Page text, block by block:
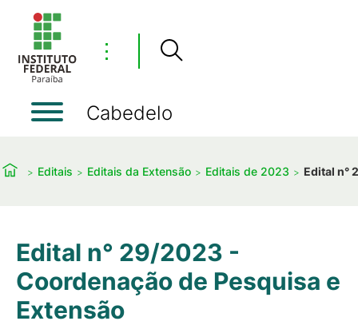
⋮
Cabedelo
Editais Editais da Extensão Editais de 2023 Edital n°
Edital n° 29/2023 -
Coordenação de Pesquisa e
Extensão